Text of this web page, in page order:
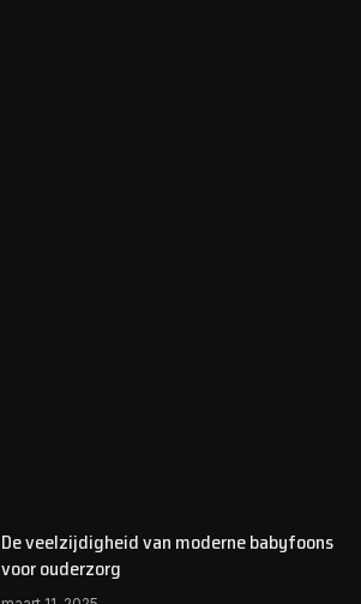
De veelzijdigheid van moderne babyfoons
voor ouderzorg